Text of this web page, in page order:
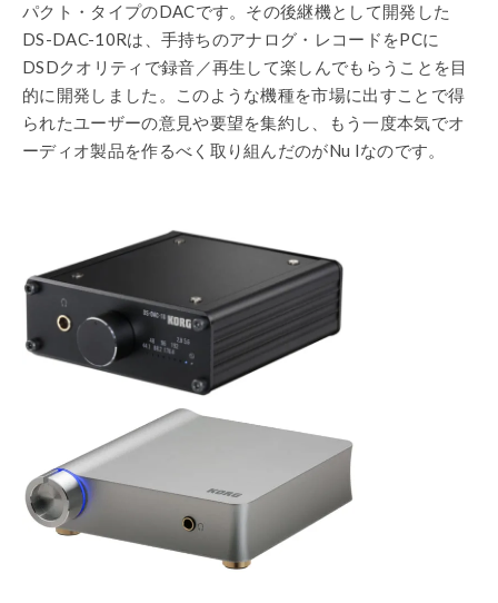
パクト・タイプのDACです。その後継機として開発した
DS-DAC-10Rは、手持ちのアナログ・レコードをPCに
DSDクオリティで録音／再生して楽しんでもらうことを目
的に開発しました。このような機種を市場に出すことで得
られたユーザーの意見や要望を集約し、もう一度本気でオ
ーディオ製品を作るべく取り組んだのがNu Iなのです。